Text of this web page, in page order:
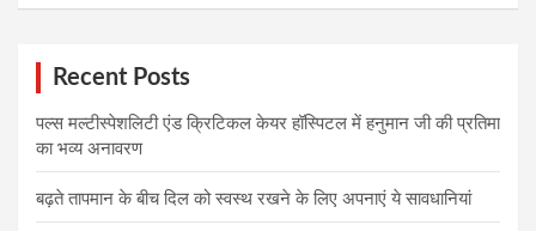
Recent Posts
पल्स मल्टीस्पेशलिटी एंड क्रिटिकल केयर हॉस्पिटल में हनुमान जी की प्रतिमा
का भव्य अनावरण
बढ़ते तापमान के बीच दिल को स्वस्थ रखने के लिए अपनाएं ये सावधानियां